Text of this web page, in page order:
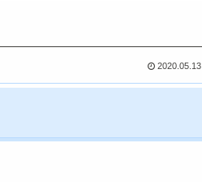
2020.05.13